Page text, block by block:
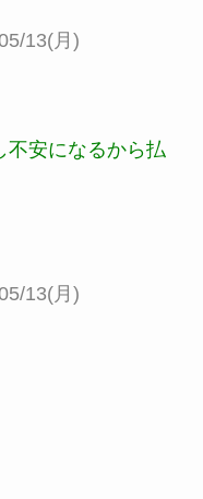
13(月)
不安になるから払
13(月)